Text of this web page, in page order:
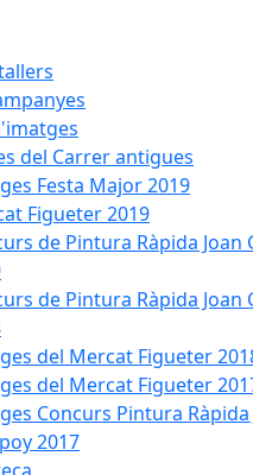
del Carrer antigues
Festa Major 2019
Figueter 2019
de Pintura Ràpida Joan
de Pintura Ràpida Joan
del Mercat Figueter
del Mercat Figueter
Concurs Pintura Ràpida
2017